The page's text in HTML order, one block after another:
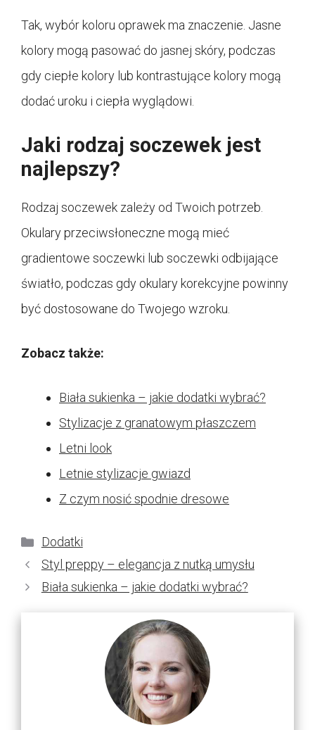
Tak, wybór koloru oprawek ma znaczenie. Jasne
kolory mogą pasować do jasnej skóry, podczas
gdy ciepłe kolory lub kontrastujące kolory mogą
dodać uroku i ciepła wyglądowi.
Jaki rodzaj soczewek jest
najlepszy?
Rodzaj soczewek zależy od Twoich potrzeb.
Okulary przeciwsłoneczne mogą mieć
gradientowe soczewki lub soczewki odbijające
światło, podczas gdy okulary korekcyjne powinny
być dostosowane do Twojego wzroku.
Zobacz także:
Biała sukienka – jakie dodatki wybrać?
Stylizacje z granatowym płaszczem
Letni look
Letnie stylizacje gwiazd
Z czym nosić spodnie dresowe
Kategorie
Dodatki
Styl preppy – elegancja z nutką umysłu
Biała sukienka – jakie dodatki wybrać?